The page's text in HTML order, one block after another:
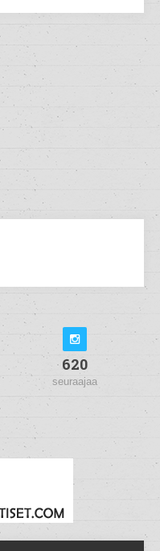
620
seuraajaa